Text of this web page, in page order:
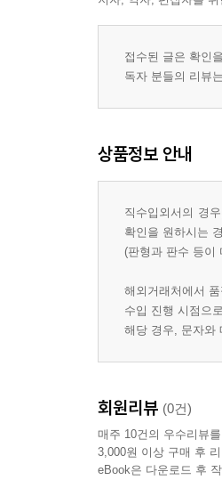
접수된 글은 확인
독자 분들의 리뷰
상품정보 안내
직수입외서의 경
확인을 원하시는
(판형과 판수 등이
해외거래처에서
수입 진행 시점으
해당 경우, 문자와
회원리뷰 (0건)
매주 10건의 우수리뷰
3,000원 이상 구매 후
eBook은 다운로드 후